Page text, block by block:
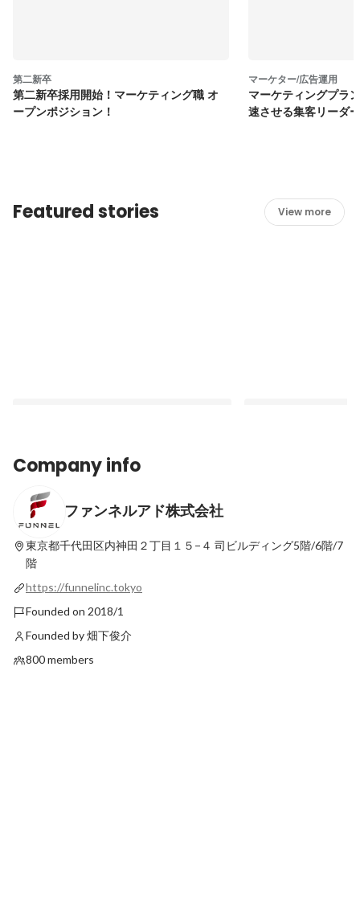
第二新卒
第二新卒採用開始！マーケティング職 オ
ープンポジション！
マーケター/広告運用
マーケティングプラ
速させる集客リーダ
Featured stories View more
【25卒入社式＆新卒研修】8名の新卒が入
社しました🌸
Latest
顧客理解
Latest
Company info
ファンネルアド株式会社
東京都千代田区内神田２丁目１５−４ 司ビルディング5階/6階/7
階
https://funnelinc.tokyo
Founded on 2018/1
Founded by 畑下俊介
800 members